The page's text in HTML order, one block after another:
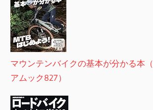
マウンテンバイクの基本が分かる本
アムック827）